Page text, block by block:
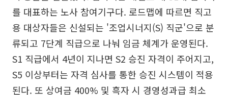
를 대표하는 노사 참여기구다. 로드맵에 따르면 직고
용 대상자들은 신설되는 '조업시너지(S) 직군'으로 분
류되고 7단계 직급으로 나눠 임금 체계가 운영된다.
S1 직급에서 4년이 지나면 S2 승진 자격이 주어지고,
S5 이상부터는 자격 심사를 통한 승진 시스템이 적용
된다. 또 상여금 400% 및 흑자 시 경영성과급 최소